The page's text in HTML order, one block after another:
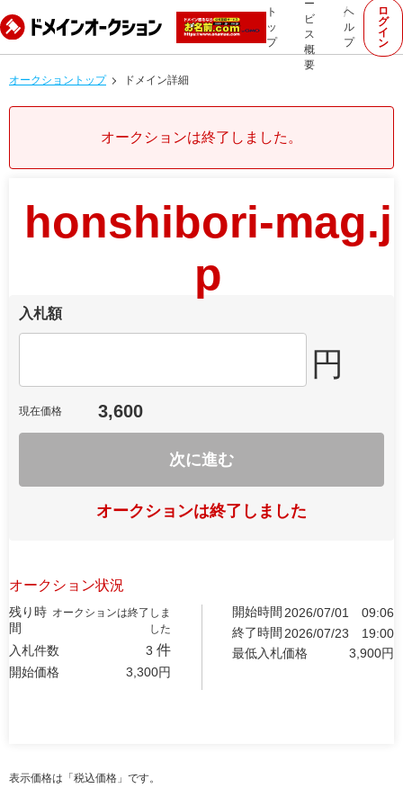
ト
ッ
プ
ー
ビ
ス
概
要
ヘ
ル
プ
ロ
グ
イ
ン
オークショントップ ドメイン詳細
オークションは終了しました。
honshibori-mag.j
p
入札額
円
現在価格 3,600
次に進む
オークションは終了しました
オークション状況
残り時
間
オークションは終了しま
した
入札件数 3 件
開始価格 3,300円
開始時間 2026/07/01
09:06
終了時間 2026/07/23
19:00
最低入札価格
3,900円
表示価格は「税込価格」です。